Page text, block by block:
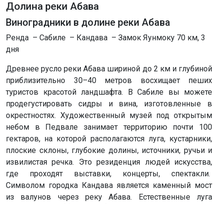
Долина реки Абава
Виноградники в долине реки Абава
Ренда – Сабиле – Кандава – Замок Яунмоку 70 км, 3
дня
Древнее русло реки Абава шириной до 2 км и глубиной
приблизительно 30–40 метров восхищает пеших
туристов красотой ландшафта. В Сабиле вы можете
продегустировать сидры и вина, изготовленные в
окрестностях. Художественный музей под открытым
небом в Педвале занимает территорию почти 100
гектаров, на которой располагаются луга, кустарники,
плоские склоны, глубокие долины, источники, ручьи и
извилистая речка. Это резиденция людей искусства,
где проходят выставки, концерты, спектакли.
Символом городка Кандава является каменный мост
из валунов через реку Абава. Естественные луга